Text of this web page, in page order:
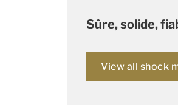
Sûre, solide,
View all shock